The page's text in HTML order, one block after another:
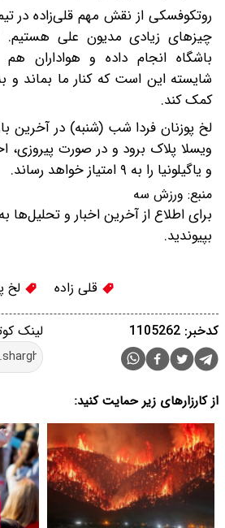
روتکوفسکی از نقش مهم قلی‌زاده در
چیزهای زیادی مدیون علی هستیم.
باشگاه انجام داده و هواداران
شایسته این است که کنار ما بماند
کمک کند.
لخ پوزنان فردا شب (شنبه) در آخرین
ویسلا پلاک برود و در صورت پیروزی،
و یاگیلونیا را به ۹ امتیاز خواهد رساند.
منبع: ورزش سه
برای اطلاع از آخرین اخبار و تحلیل‌ها
بپیوندید.
قلی زاده لخ
لینک کدخبر: 1105262
از کارزارهای زیر حمایت کنید: